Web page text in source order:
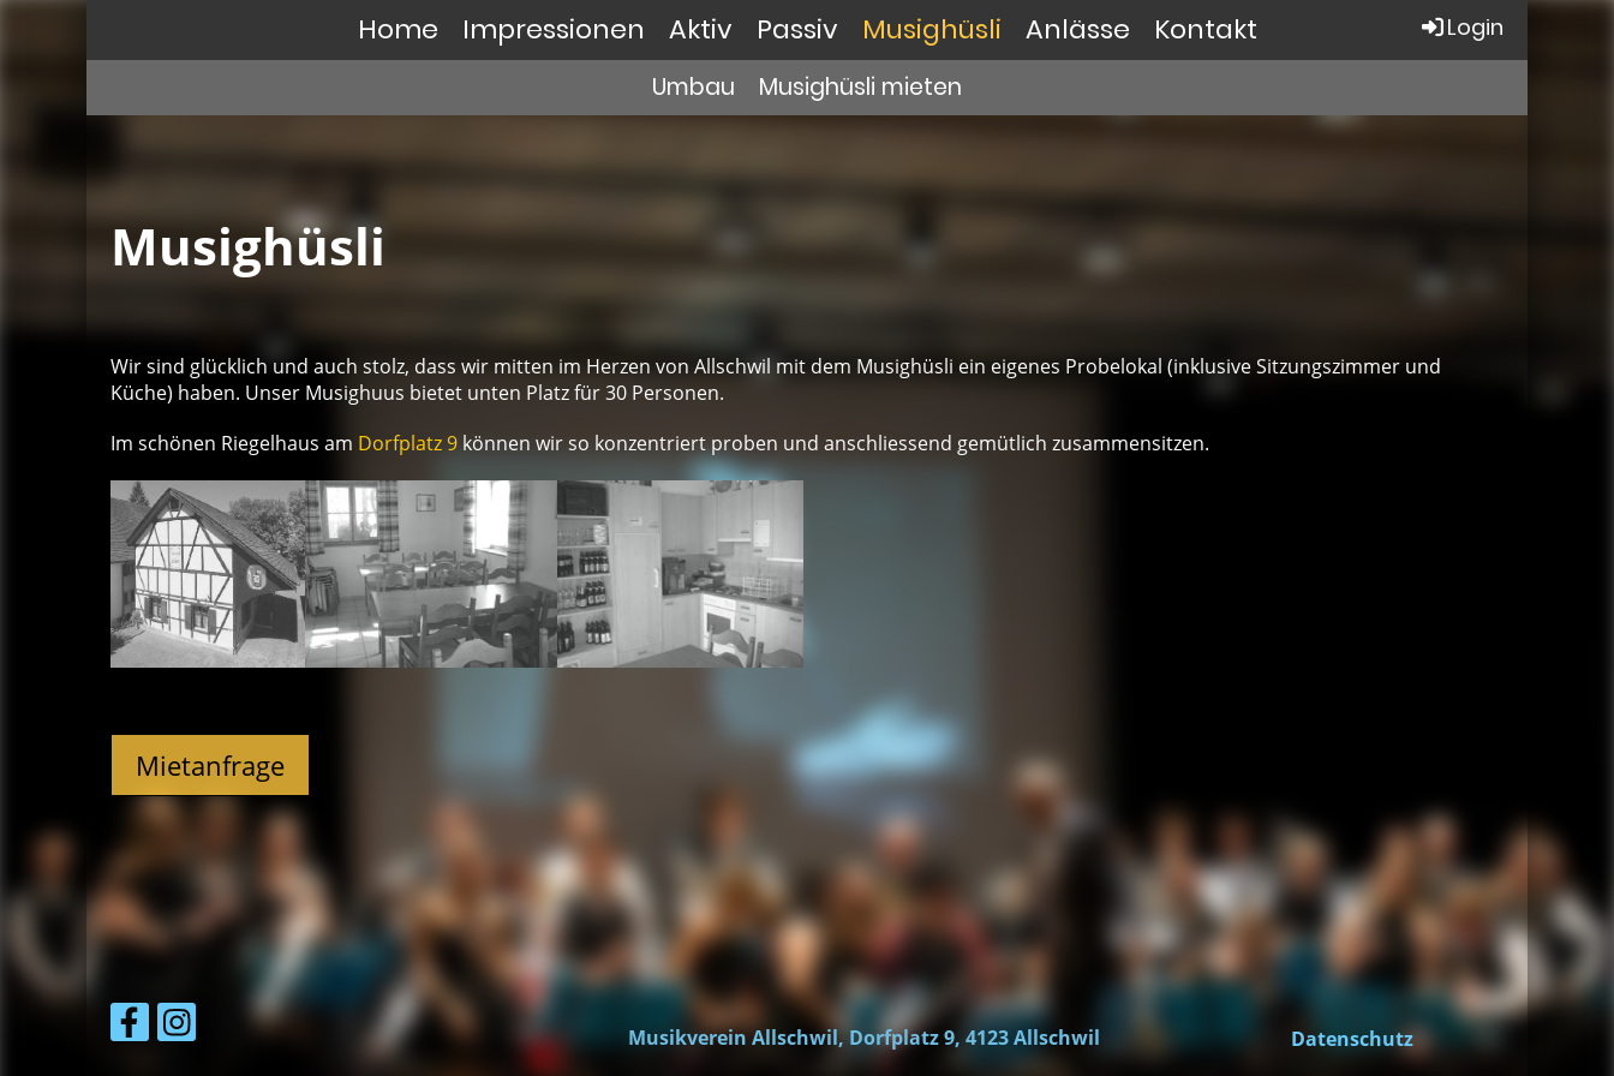
Home Impressionen Aktiv Passiv Musighüsli Anlässe Kontakt Login
Umbau Musighüsli mieten
Musighüsli
Wir sind glücklich und auch stolz, dass wir mitten im Herzen von Allschwil mit dem Musighüsli ein eigenes Probelokal (inklusive Sitzungszimmer und
Küche) haben. Unser Musighuus bietet unten Platz für 30 Personen.
Im schönen Riegelhaus am Dorfplatz 9 können wir so konzentriert proben und anschliessend gemütlich zusammensitzen.
Mietanfrage
Musikverein Allschwil, Dorfplatz 9, 4123 Allschwil Datenschutz